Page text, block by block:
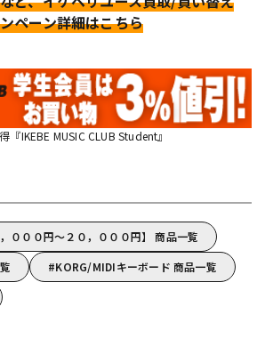
ペーン詳細はこちら
IKEBE MUSIC CLUB Student』
０００円～２０，０００円】 商品一覧
KORG/MIDIキーボード 商品一覧